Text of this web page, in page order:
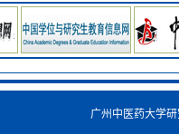
广州中医药大学